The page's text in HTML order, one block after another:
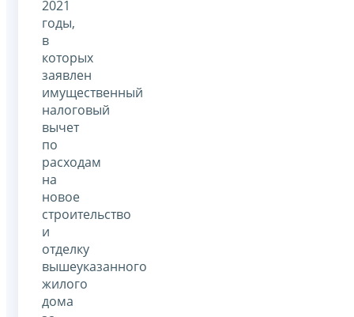
2021
годы,
в
которых
заявлен
имущественный
налоговый
вычет
по
расходам
на
новое
строительство
и
отделку
вышеуказанного
жилого
дома